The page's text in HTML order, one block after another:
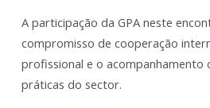
A participação da GPA neste
compromisso de cooperação
profissional e o acompanhamento
práticas do sector.